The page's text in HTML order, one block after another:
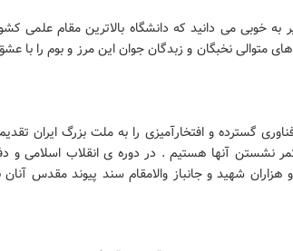
به خوبی می دانید که دانشگاه بالاترین مقام علمی
متوالی نخبگان و زبدگان جوان این مرز و بوم را با
گسترده و افتخارآمیزی را به ملت بزرگ ایران
نشستن آنها هستیم . در دوره ی انقلاب اسلامی و
هزاران شهید و جانباز والامقام سند پیوند مقدس آنان